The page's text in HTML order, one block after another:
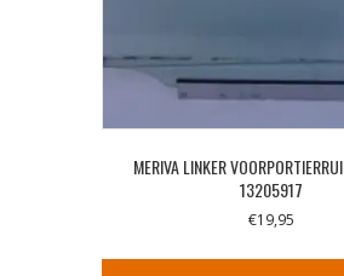
MERIVA LINKER
13205917
€19,95